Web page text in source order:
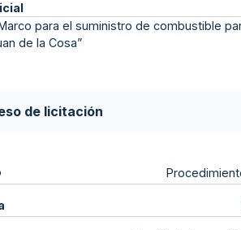
para el suministro de combustible
de la Cosa”
de licitación